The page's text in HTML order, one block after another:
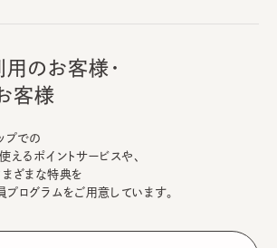
のお客様・
客様
プでの
えるポイントサービスや、
ざまな特典を
ログラムをご用意しています。